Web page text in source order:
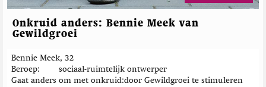
Onkruid anders: Bennie Meek van
Gewildgroei
Bennie Meek, 32
Beroep
sociaal-ruimtelijk ontwerper
Gaat anders om met onkruid door Gewildgroei te stimuleren